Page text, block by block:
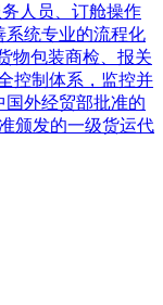
人员、订舱操作
系统专业的流程化
物包装商检、报关
控制体系，监控并
国外经贸部批准的
颁发的一级货运代